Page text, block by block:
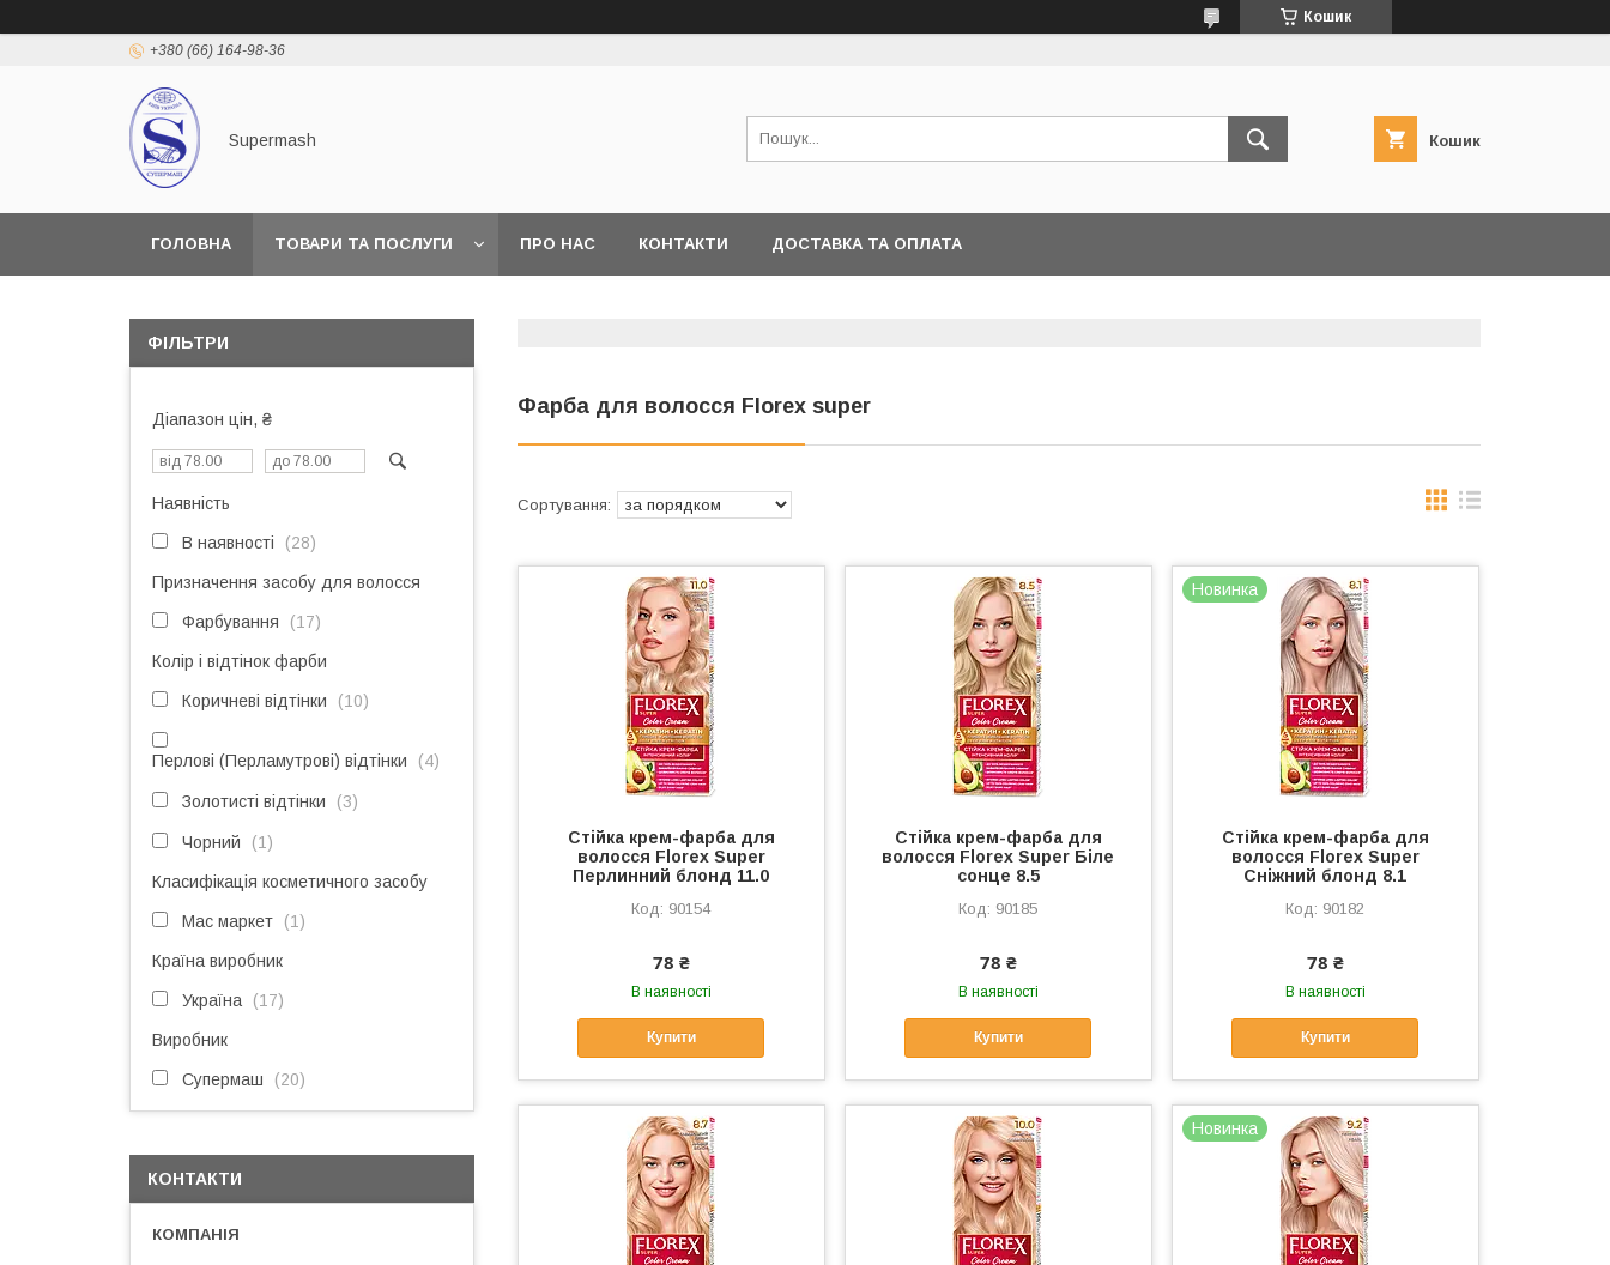
Кошик
+380 (66) 164-98-36
Supermash Кошик
ГОЛОВНА ТОВАРИ ТА ПОСЛУГИ ПРО НАС КОНТАКТИ ДОСТАВКА ТА ОПЛАТА
Фарба для волосся Florex super
Стійка крем-фарба для
волосся Florex Super
Перлинний блонд 11.0
90154
78 ₴
В наявності
Купити
Стійка крем-фарба для
волосся Florex Super Біле
сонце 8.5
90185
78 ₴
В наявності
Купити
Новинка
Стійка крем-фарба для
волосся Florex Super
Сніжний блонд 8.1
90182
78 ₴
В наявності
Купити
Новинка
ФІЛЬТРИ
Діапазон цін, ₴
Наявність
В наявності 28
Призначення засобу для волосся
Фарбування 17
Колір і відтінок фарби
Коричневі відтінки 10
Перлові (Перламутрові) відтінки 4
Золотисті відтінки 3
Чорний 1
Класифікація косметичного засобу
Мас маркет 1
Країна виробник
Україна 17
Виробник
Супермаш 20
КОНТАКТИ